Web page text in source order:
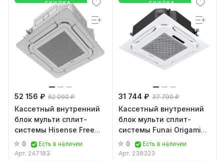
СКИДКА
52 156 ₽ 62 090 ₽
Кассетный внутренний
блок мульти сплит-
системы Hisense Free
Match ACT-12UR4RCC8
0
Есть в наличии
Арт. 247183
СКИДКА
31 744 ₽ 37 790 ₽
Кассетный внутренний
блок мульти сплит-
системы Funai Origami
Kodo RAM-I-
OK35HP.C02/S
0
Есть в наличии
Арт. 238323